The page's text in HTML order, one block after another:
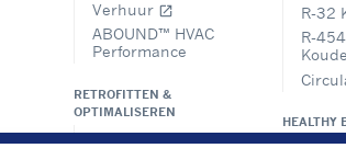
Verhuur open_in_new
ABOUND™ HVAC
Performance
RETROFITTEN &
OPTIMALISEREN
Oplossingen voor
R-32
R-
HEALTHY